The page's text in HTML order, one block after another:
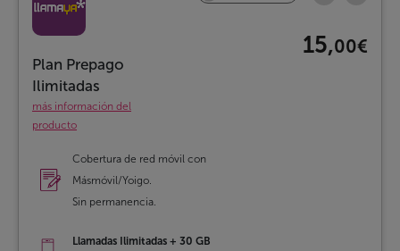
Plan Prepago
Ilimitadas
más información del
producto
15,00€
Cobertura de red móvil con
Másmóvil/Yoigo.
Sin permanencia.
Llamadas Ilimitadas + 30 GB